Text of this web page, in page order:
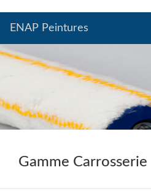
ENAP Peintures
Gamme Carrosserie